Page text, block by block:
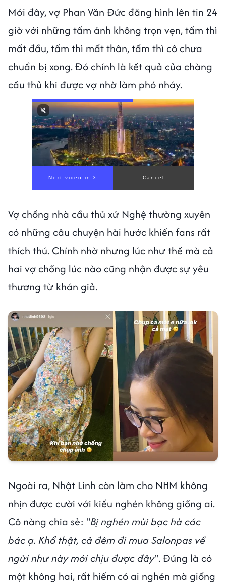
Mới đây, vợ Phan Văn Đức đăng hình lên tin 24
giờ với những tấm ảnh không trọn vẹn, tấm thì
mất đầu, tấm thì mất thân, tấm thì cô chưa
chuẩn bị xong. Đó chính là kết quả của chàng
cầu thủ khi được vợ nhờ làm phó nháy.
Vợ chồng nhà cầu thủ xứ Nghệ thường xuyên
có những câu chuyện hài hước khiến fans rất
thích thú. Chính nhờ nhưng lúc như thế mà cả
hai vợ chồng lúc nào cũng nhận được sự yêu
thương từ khán giả.
Ngoài ra, Nhật Linh còn làm cho NHM không
nhịn được cười với kiểu nghén không giồng ai.
Cô nàng chia sẻ: "Bị nghén mùi bạc hà các
bác ạ. Khổ thật, cả đêm đi mua Salonpas về
ngửi như này mới chịu được đây". Đúng là có
một không hai, rất hiếm có ai nghén mà giống